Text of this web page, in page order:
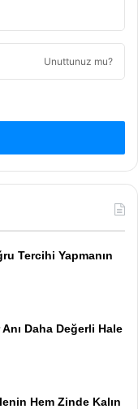
Unuttunuz mu?
Tercihi Yapmanın
Daha Değerli Hale
Hem Zinde Kalın